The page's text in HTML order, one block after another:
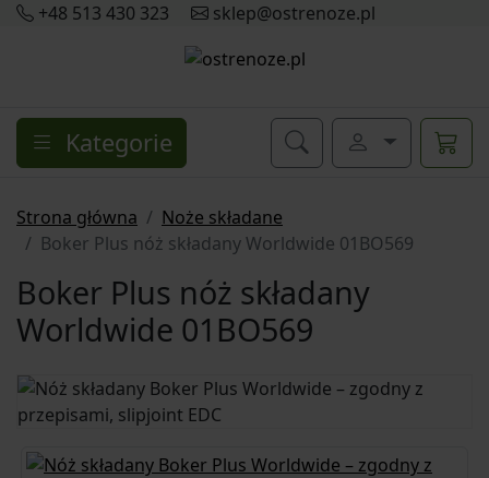
+48 513 430 323 sklep@ostrenoze.pl
Kategorie
Strona główna
Noże składane
Boker Plus nóż składany Worldwide 01BO569
Boker Plus nóż składany
Worldwide 01BO569